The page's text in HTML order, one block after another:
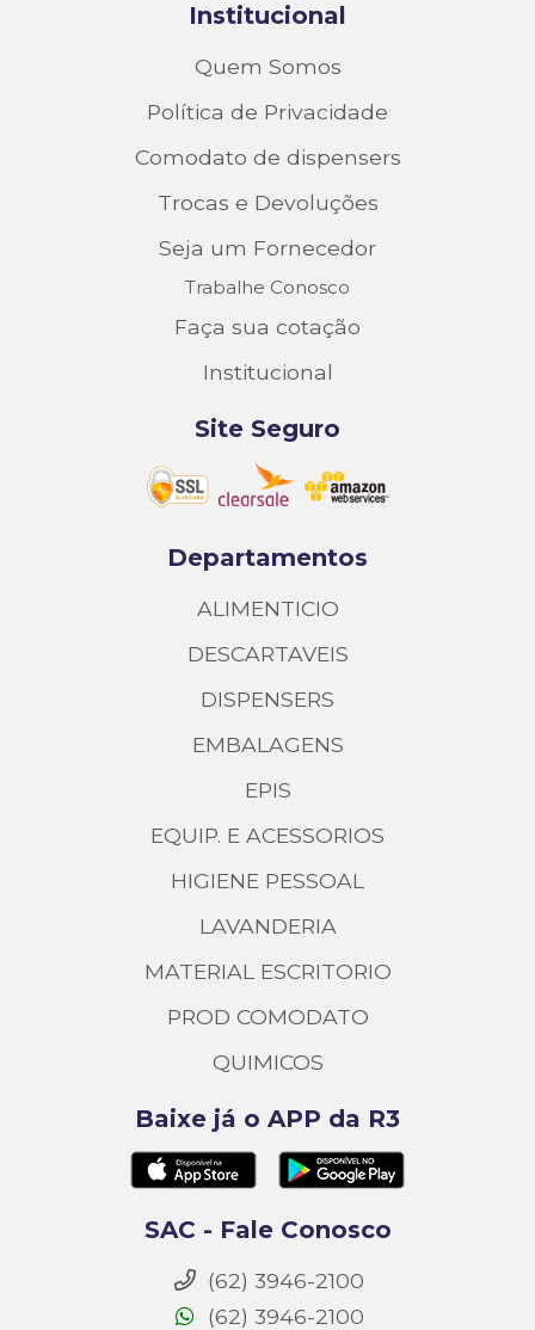
Institucional
Quem Somos
Política de Privacidade
Comodato de dispensers
Trocas e Devoluções
Seja um Fornecedor
Trabalhe Conosco
Faça sua cotação
Institucional
Site Seguro
Departamentos
ALIMENTICIO
DESCARTAVEIS
DISPENSERS
EMBALAGENS
EPIS
EQUIP. E ACESSORIOS
HIGIENE PESSOAL
LAVANDERIA
MATERIAL ESCRITORIO
PROD COMODATO
QUIMICOS
Baixe já o APP da R3
SAC - Fale Conosco
(62) 3946-2100
(62) 3946-2100